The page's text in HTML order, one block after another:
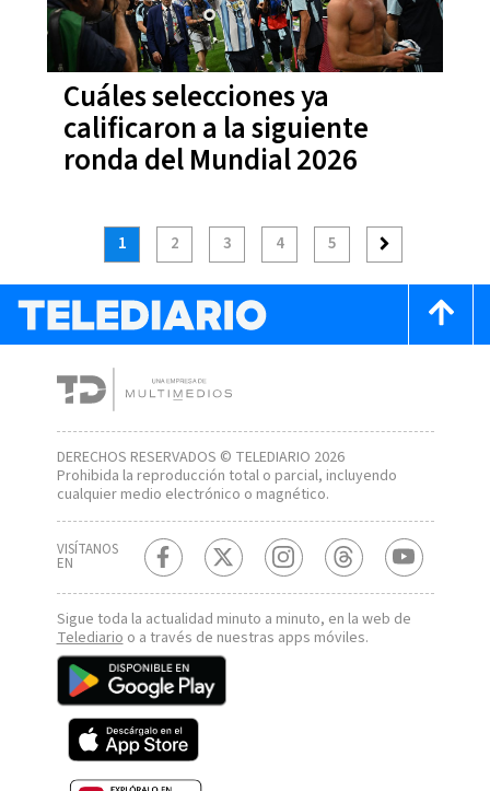
Cuáles selecciones ya
calificaron a la siguiente
ronda del Mundial 2026
1 2 3 4 5
DERECHOS RESERVADOS © TELEDIARIO 2026
Prohibida la reproducción total o parcial, incluyendo
cualquier medio electrónico o magnético.
VISÍTANOS
EN
Sigue toda la actualidad minuto a minuto, en la web de
Telediario o a través de nuestras apps móviles.